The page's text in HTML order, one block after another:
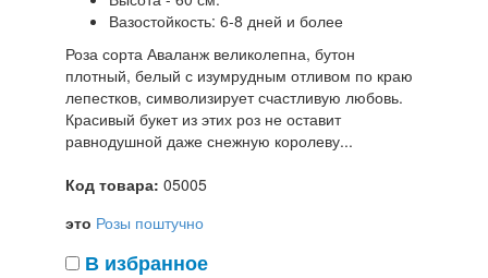
Вазостойкость: 6-8 дней и более
Роза сорта Аваланж великолепна, бутон
плотный, белый с изумрудным отливом по краю
лепестков, символизирует счастливую любовь.
Красивый букет из этих роз не оставит
равнодушной даже снежную королеву...
Код товара: 05005
это Розы поштучно
В избранное